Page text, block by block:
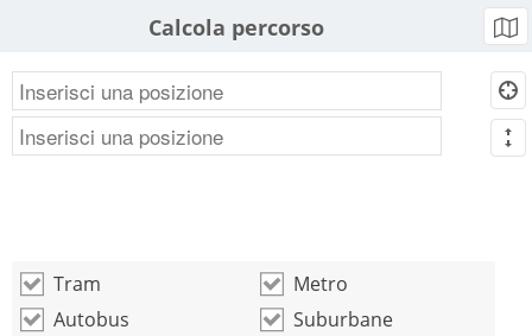
Calcola percorso b
d
m
o Tram o Metro
o Autobus o Suburbane